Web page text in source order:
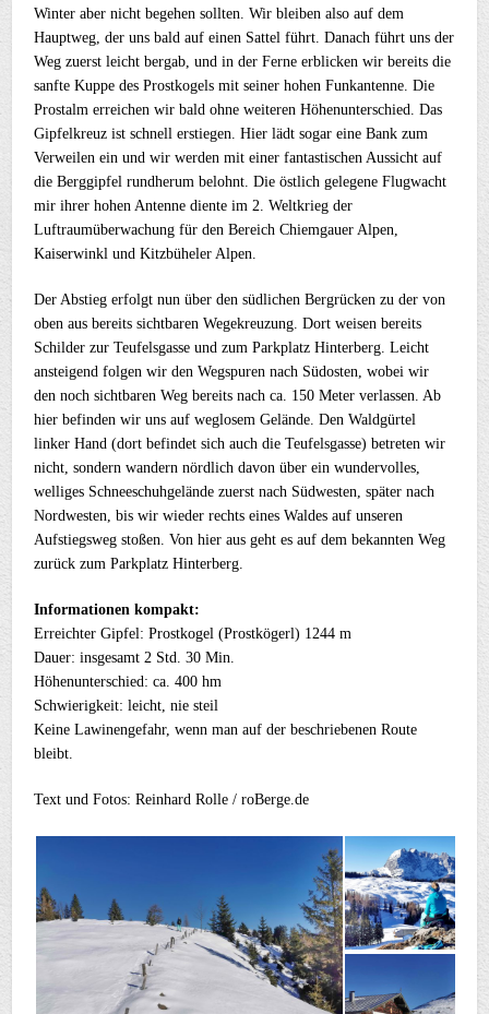
Winter aber nicht begehen sollten. Wir bleiben also auf dem
Hauptweg, der uns bald auf einen Sattel führt. Danach führt uns der
Weg zuerst leicht bergab, und in der Ferne erblicken wir bereits die
sanfte Kuppe des Prostkogels mit seiner hohen Funkantenne. Die
Prostalm erreichen wir bald ohne weiteren Höhenunterschied. Das
Gipfelkreuz ist schnell erstiegen. Hier lädt sogar eine Bank zum
Verweilen ein und wir werden mit einer fantastischen Aussicht auf
die Berggipfel rundherum belohnt. Die östlich gelegene Flugwacht
mir ihrer hohen Antenne diente im 2. Weltkrieg der
Luftraumüberwachung für den Bereich Chiemgauer Alpen,
Kaiserwinkl und Kitzbüheler Alpen.
Der Abstieg erfolgt nun über den südlichen Bergrücken zu der von
oben aus bereits sichtbaren Wegekreuzung. Dort weisen bereits
Schilder zur Teufelsgasse und zum Parkplatz Hinterberg. Leicht
ansteigend folgen wir den Wegspuren nach Südosten, wobei wir
den noch sichtbaren Weg bereits nach ca. 150 Meter verlassen. Ab
hier befinden wir uns auf weglosem Gelände. Den Waldgürtel
linker Hand (dort befindet sich auch die Teufelsgasse) betreten wir
nicht, sondern wandern nördlich davon über ein wundervolles,
welliges Schneeschuhgelände zuerst nach Südwesten, später nach
Nordwesten, bis wir wieder rechts eines Waldes auf unseren
Aufstiegsweg stoßen. Von hier aus geht es auf dem bekannten Weg
zurück zum Parkplatz Hinterberg.
Informationen kompakt:
Erreichter Gipfel: Prostkogel (Prostkögerl) 1244 m
Dauer: insgesamt 2 Std. 30 Min.
Höhenunterschied: ca. 400 hm
Schwierigkeit: leicht, nie steil
Keine Lawinengefahr, wenn man auf der beschriebenen Route
bleibt.
Text und Fotos: Reinhard Rolle / roBerge.de